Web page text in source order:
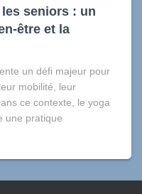
seniors : un
être et la
un défi majeur pour
mobilité, leur
ce contexte, le yoga
une pratique